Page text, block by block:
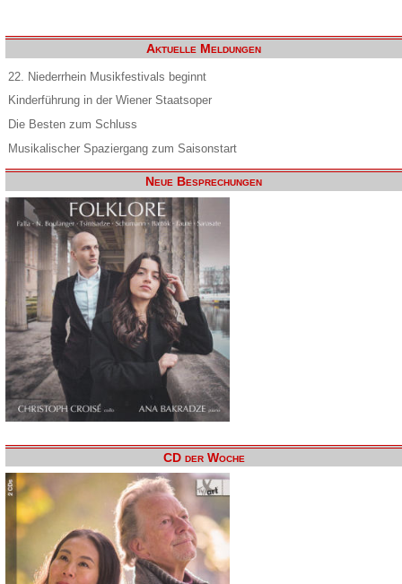
Aktuelle Meldungen
22. Niederrhein Musikfestivals beginnt
Kinderführung in der Wiener Staatsoper
Die Besten zum Schluss
Musikalischer Spaziergang zum Saisonstart
Neue Besprechungen
CD der Woche